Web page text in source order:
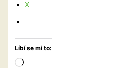
X
Líbí se mi to:
Načítání…